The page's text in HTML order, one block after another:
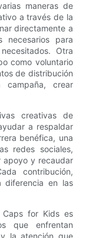
maneras de
a través de la
directamente a
necesarios para
Otra
como voluntario
de distribución
crear
creativas de
a respaldar
benéfica, una
redes sociales,
apoyo y recaudar
contribución,
diferencia en las
for Kids es
que enfrentan